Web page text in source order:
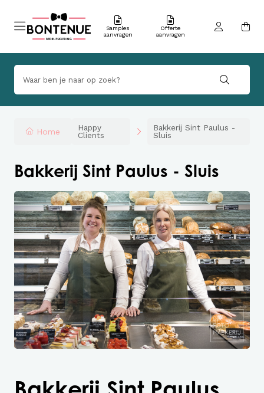
Samples
aanvragen
Offerte
aanvragen
Home
Happy
Clients
Bakkerij Sint Paulus -
Sluis
Bakkerij Sint Paulus - Sluis